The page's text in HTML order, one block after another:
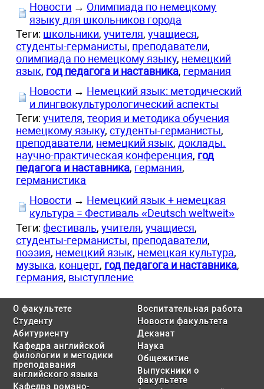
Новости → Олимпиада по немецкому
языку для школьников города
Теги: школьники,учителя,учащиеся,
студенты-германисты, преподаватели,
олимпиада по немецкому языку, немецкий
язык, год педагога и наставника, германия
Новости → Немецкий язык: методический
и лингвокультурологический аспекты
Теги:учителя,теория и методика обучения
немецкому языку,студенты-германисты,
преподаватели, немецкий язык, доклады.
научно-практическая конференция, год
педагога и наставника, германия,
германистика
Новости → Немецкий язык + немецкая
культура = Фестиваль «Deutsch weltweit»
Теги:фестиваль,учителя,учащиеся,
студенты-германисты, преподаватели,
поэзия, немецкий язык, немецкая культура,
музыка, концерт, год педагога и наставника,
германия, выступление
О факультете
Студенту
Абитуриенту
Кафедра английской
филологии и методики
преподавания
английского языка
Кафедра романо-
Воспитательная работа
Новости факультета
Деканат
Наука
Общежитие
Выпускники о
факультете